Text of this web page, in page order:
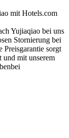
mit Hotels.com
Yujiaqiao bei uns
Stornierung bei
Preisgarantie sorgt
und mit unserem